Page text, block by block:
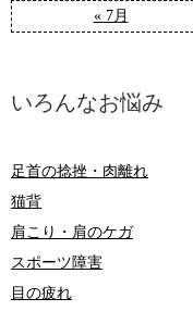
« 7月
いろんなお悩み
足首の捻挫・肉離れ
猫背
肩こり・肩のケガ
スポーツ障害
目の疲れ